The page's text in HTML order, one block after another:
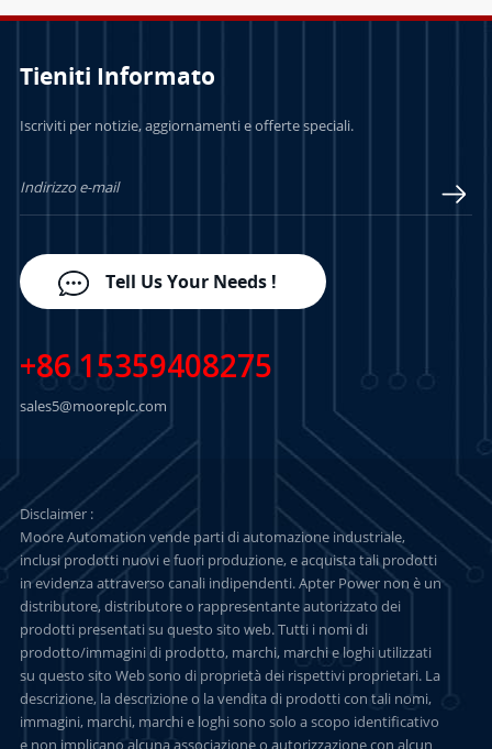
Tieniti Informato
Iscriviti per notizie, aggiornamenti e offerte speciali.
Tell Us Your Needs !
+86 15359408275
sales5@mooreplc.com
Disclaimer :
Moore Automation vende parti di automazione industriale,
inclusi prodotti nuovi e fuori produzione, e acquista tali prodotti
in evidenza attraverso canali indipendenti. Apter Power non è un
distributore, distributore o rappresentante autorizzato dei
prodotti presentati su questo sito web. Tutti i nomi di
prodotto/immagini di prodotto, marchi, marchi e loghi utilizzati
su questo sito Web sono di proprietà dei rispettivi proprietari. La
descrizione, la descrizione o la vendita di prodotti con tali nomi,
immagini, marchi, marchi e loghi sono solo a scopo identificativo
e non implicano alcuna associazione o autorizzazione con alcun